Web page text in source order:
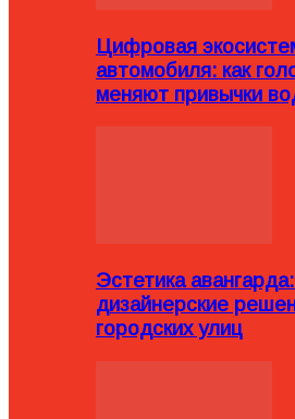
Цифровая
автомобиля: как
меняют привычки
Эстетика
дизайнерские
городских улиц